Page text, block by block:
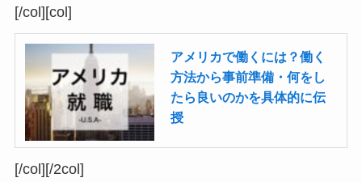
[/col][col]
アメリカで働くには？働く
方法から事前準備・何をし
たら良いのかを具体的に伝
授
[/col][/2col]